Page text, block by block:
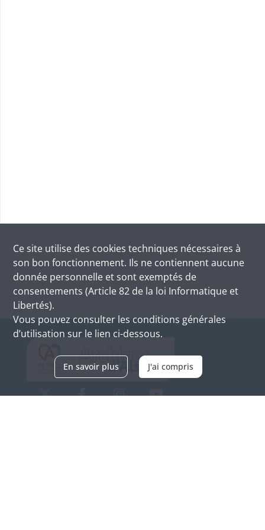
Ce site utilise des cookies techniques nécessaires à
son bon fonctionnement. Ils ne contiennent aucune
donnée personnelle et sont exemptés de
consentements (Article 82 de la loi Informatique et
Libertés).
Vous pouvez consulter les conditions générales
d’utilisation sur le lien ci-dessous.
En savoir plus J'ai compris